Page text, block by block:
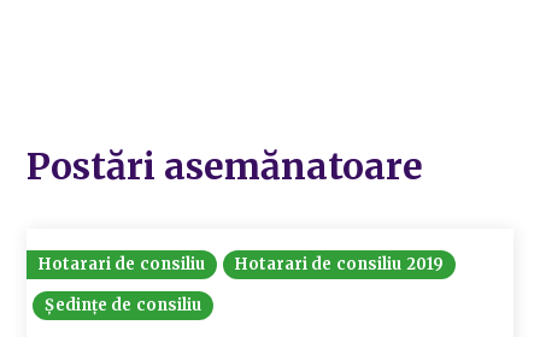
Postări asemănatoare
Hotarari de consiliu
Hotarari de consiliu 2019
Ședințe de consiliu